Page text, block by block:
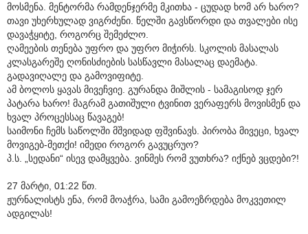
მოსმენა. მენტორმა რამდენჯერმე მკითხა - ცუდად ხომ არ ხარო?
თავი უხერხულად ვიგრძენი. წელში გავსწორდი და თვალები ისე
დავაჭყიტე, როგორც შემეძლო.
ღამეების თენება უფრო და უფრო მიჭირს. სკოლის მასალას
კლასგარეშე ღონისძიების სასწავლი მასალაც დაემატა.
გადავიღალე და გამოვიფიტე.
ამ ბოლოს ყავას მივეჩვიე. გურანდა მიშლის - სამაგისოდ ჯერ
პატარა ხარო! მაგრამ გათიშული ტვინით ვერაფერს მოვისმენ და
ხვალ პროცესსაც წავაგებ!
საიმონი ჩემს საწოლში მშვიდად ფშვინავს. პირობა მივეცი, ხვალ
მოვიგებ-მეთქი! იმედი როგორ გავუცრუო?
პ.ს. „სედანი“ ისევ დამყვება. ვინმეს რომ ვუთხრა? იქნებ ვცდები?!
27 მარტი, 01:22 წთ.
ჟურნალისტს ენა, რომ მოაჭრა, სამი გამოეზრდება მოკვეთილ
ადგილას!